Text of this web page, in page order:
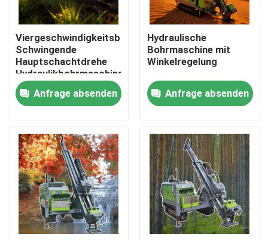
Startseite
Produkte
Über uns
Fabrik Tour
Qualitätskontrolle
Viergeschwindigkeitsbohrmaschine
Schwingende
Hauptschachtdrehe
Hydraulikbohrmaschine
Anfrage absenden
Hydraulische
Bohrmaschine mit
Winkelregelung
Anfrage absenden